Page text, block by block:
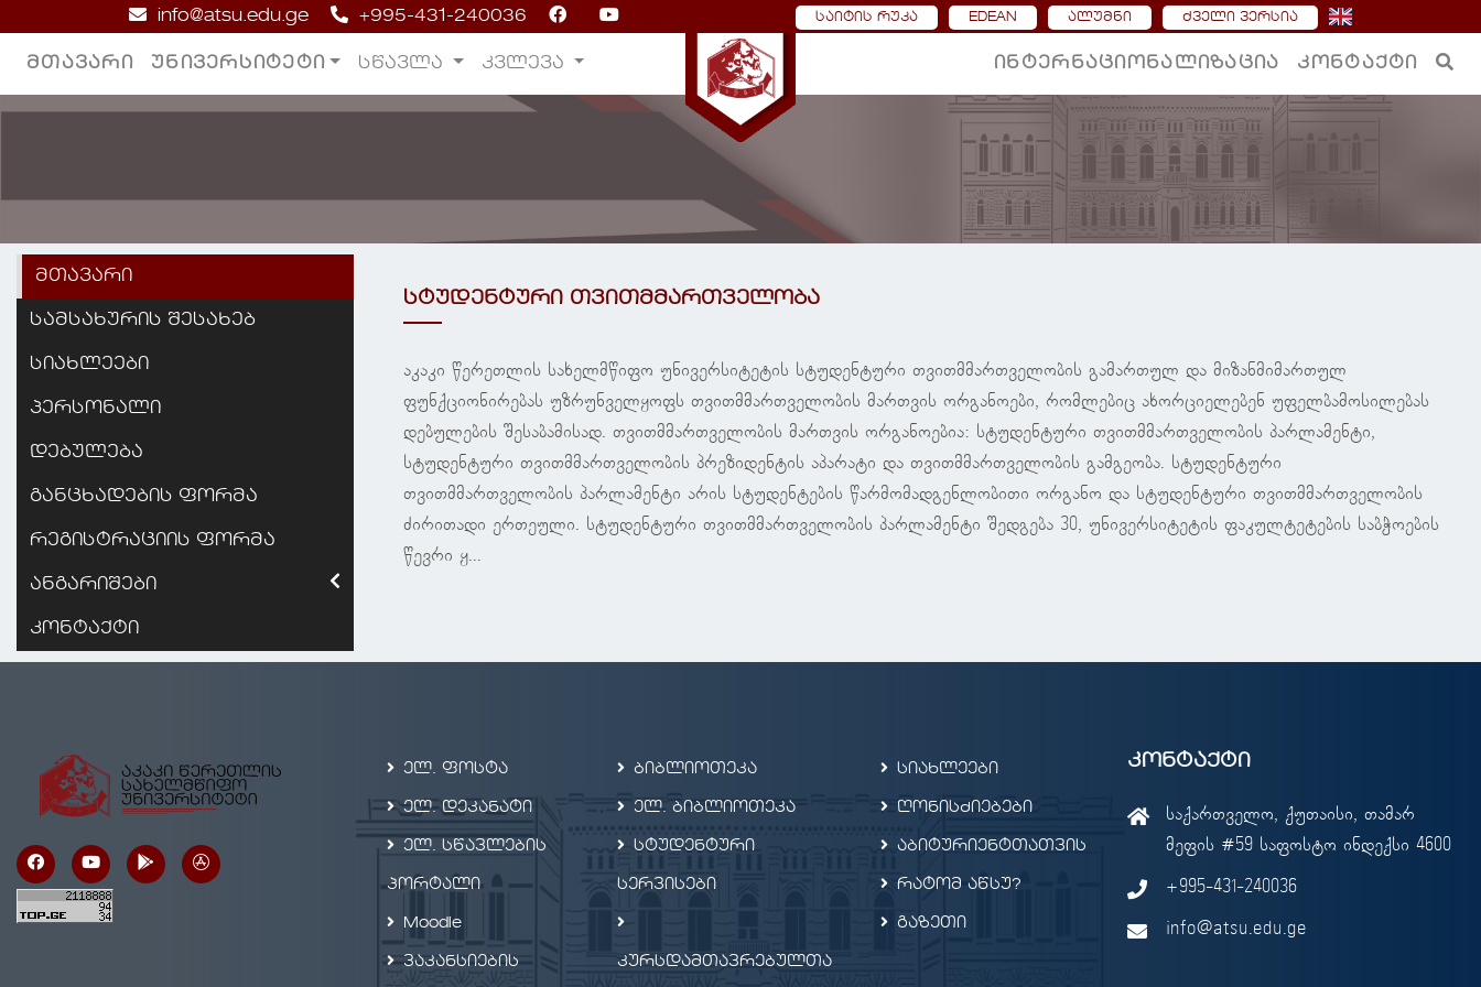
info@atsu.edu.ge +995-431-240036 საიტის რუკა EDEAN ალუმნი ძველი ვერსია
ᲛᲗᲐᲕᲐᲠᲘ ᲣᲜᲘᲕᲔᲠᲡᲘᲢᲔᲢᲘ ᲡᲬᲐᲕᲚᲐ ᲙᲕᲚᲔᲕᲐ ᲘᲜᲢᲔᲠᲜᲐᲪᲘᲝᲜᲐᲚᲘᲖᲐᲪᲘᲐ ᲙᲝᲜᲢᲐᲥᲢᲘ
მთავარი
სამსახურის შესახებ
სიახლეები
პერსონალი
დებულება
განცხადების ფორმა
რეგისტრაციის ფორმა
ანგარიშები
კონტაქტი
სტუდენტური თვითმმართველობა
აკაკი წერეთლის სახელმწიფო უნივერსიტეტის სტუდენტური თვითმმართველობის გამართულ და მიზანმიმართულ
ფუნქციონირებას უზრუნველყოფს თვითმმართველობის მართვის ორგანოები, რომლებიც ახორციელებენ უფელბამოსილებას
დებულების შესაბამისად. თვითმმართველობის მართვის ორგანოებია: სტუდენტური თვითმმართველობის პარლამენტი,
სტუდენტური თვითმმართველობის პრეზიდენტის აპარატი და თვითმმართველობის გამგეობა. სტუდენტური
თვითმმართველობის პარლამენტი არის სტუდენტების წარმომადგენლობითი ორგანო და სტუდენტური თვითმმართველობის
ძირითადი ერთეული. სტუდენტური თვითმმართველობის პარლამენტი შედგება 30, უნივერსიტეტის ფაკულტეტების საბჭოების
წევრი ყ...
ელ. ფოსტა
ელ. დეკანატი
ელ. სწავლების
პორტალი
Moodle
ვაკანსიების
ბიბლიოთეკა
ელ. ბიბლიოთეკა
სტუდენტური
სერვისები
კურსდამთავრებულთა
სიახლეები
ღონისძიებები
აბიტურიენტთათვის
რატომ აწსუ?
გაზეთი
კონტაქტი
საქართველო, ქუთაისი, თამარ
მეფის #59 საფოსტო ინდექსი 4600
+995-431-240036
info@atsu.edu.ge